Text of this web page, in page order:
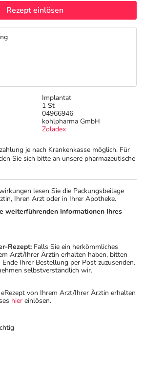
Implantat
1 St
04966946
kohlpharma GmbH
Zoladex
je nach Krankenkasse möglich. Für
Sie sich bitte an unsere pharmazeutische
Rezept einlösen
lesen Sie die Packungsbeilage
Ihren Arzt oder in Ihrer Apotheke.
weiterführenden Informationen Ihres
Rezept: Falls Sie ein herkömmliches
Arzt/Ihrer Ärztin erhalten haben, bitten
Ihrer Bestellung per Post zuzusenden.
selbstverständlich wir.
von Ihrem Arzt/Ihrer Ärztin erhalten
hier einlösen.